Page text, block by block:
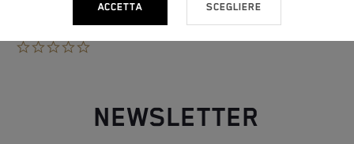
NEWSLETTER
ACCETTA SCEGLIERE